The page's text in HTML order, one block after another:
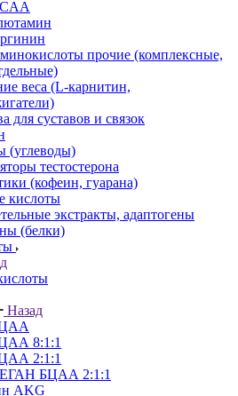
прочие (комплексные,
веса (L-карнитин,
для суставов и связок
(углеводы)
тестостерона
(кофеин, гуарана)
кислоты
экстракты, адаптогены
(белки)
Назад
8:1:1
2:1:1
БЦАА 2:1:1
AKG